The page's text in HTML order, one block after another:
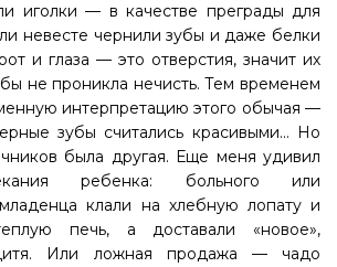
иголки — в качестве преграды для
невесте чернили зубы и даже белки
и глаза — это отверстия, значит их
не проникла нечисть. Тем временем
интерпретацию этого обычая —
зубы считались красивыми... Но
была другая. Еще меня удивил
ребенка: больного или
клали на хлебную лопату и
печь, а доставали «новое»,
Или ложная продажа — чадо